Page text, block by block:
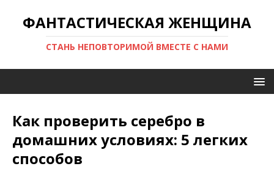
ФАНТАСТИЧЕСКАЯ ЖЕНЩИНА
СТАНЬ НЕПОВТОРИМОЙ ВМЕСТЕ С НАМИ
Как проверить серебро в
домашних условиях: 5 легких
способов